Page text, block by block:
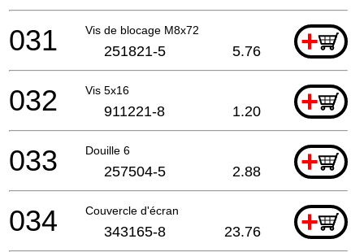
Vis de blocage M8x72 +
031 251821-5 5.76
Vis 5x16 +
032 911221-8 1.20
Douille 6 +
033 257504-5 2.88
Couvercle d'écran +
034 343165-8 23.76